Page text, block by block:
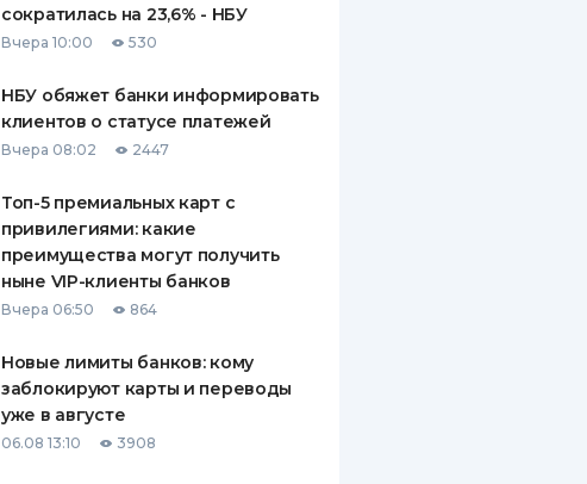
сократилась на 23,6% - НБУ
Вчера 10:00 530
НБУ обяжет банки информировать
клиентов о статусе платежей
Вчера 08:02 2447
Топ-5 премиальных карт с
привилегиями: какие
преимущества могут получить
ныне VIP-клиенты банков
Вчера 06:50 864
Новые лимиты банков: кому
заблокируют карты и переводы
уже в августе
06.08 13:10 3908